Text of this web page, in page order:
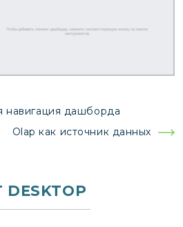
навигация дашборда
Olap как источник данных
DESKTOP